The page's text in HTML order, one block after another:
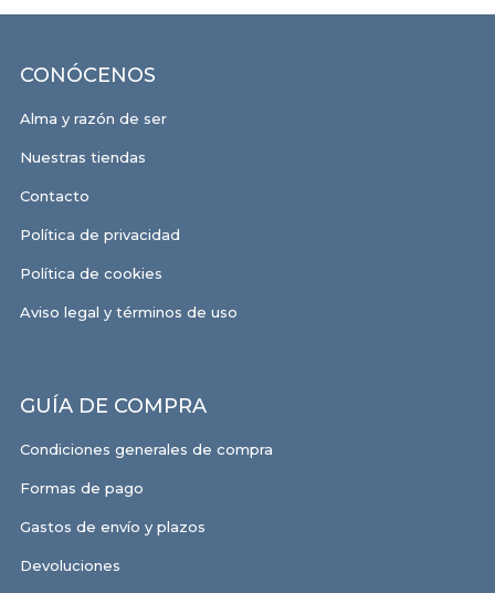
CONÓCENOS
Alma y razón de ser
Nuestras tiendas
Contacto
Política de privacidad
Política de cookies
Aviso legal y términos de uso
GUÍA DE COMPRA
Condiciones generales de compra
Formas de pago
Gastos de envío y plazos
Devoluciones